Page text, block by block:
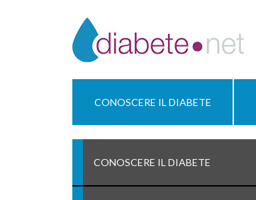
CONOSCERE IL DIABETE
CONOSCERE IL DIABETE